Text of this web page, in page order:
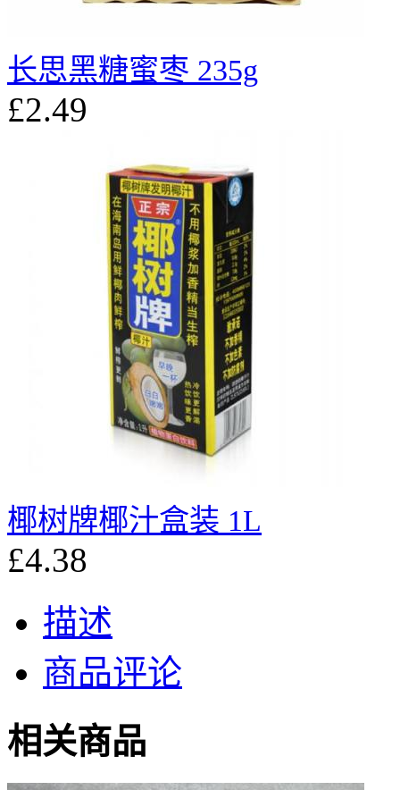
长思黑糖蜜枣 235g
£2.49
椰树牌椰汁盒装 1L
£4.38
描述
商品评论
相关商品